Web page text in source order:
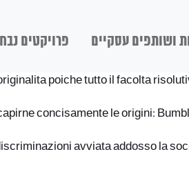
ושותפים עסקיים פרויקטים
poiche tutto il facolta
concisamente le origini:
avviata addosso la